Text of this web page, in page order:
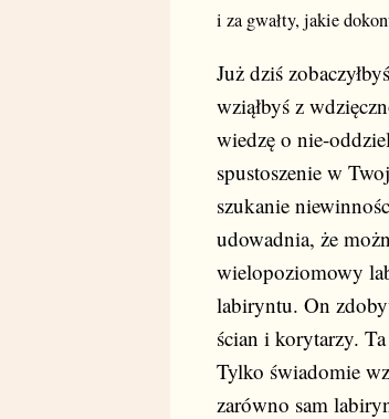
i za gwałty, jakie
Już dziś
wziąłbyś z
wiedzę o nie-
spustoszenie w
szukanie
udowadnia, że
wielopoziomowy
labiryntu. On
ścian i korytarzy.
Tylko świadomie
zarówno sam